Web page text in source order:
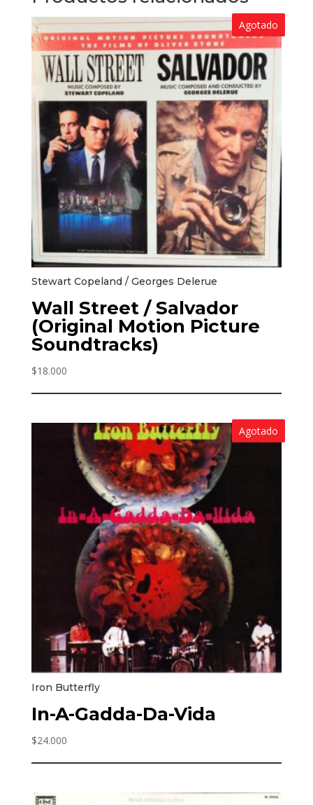
Agotado
Stewart Copeland / Georges Delerue
Wall Street / Salvador
(Original Motion Picture
Soundtracks)
$18.000
Agotado
Iron Butterfly
In-A-Gadda-Da-Vida
$24.000